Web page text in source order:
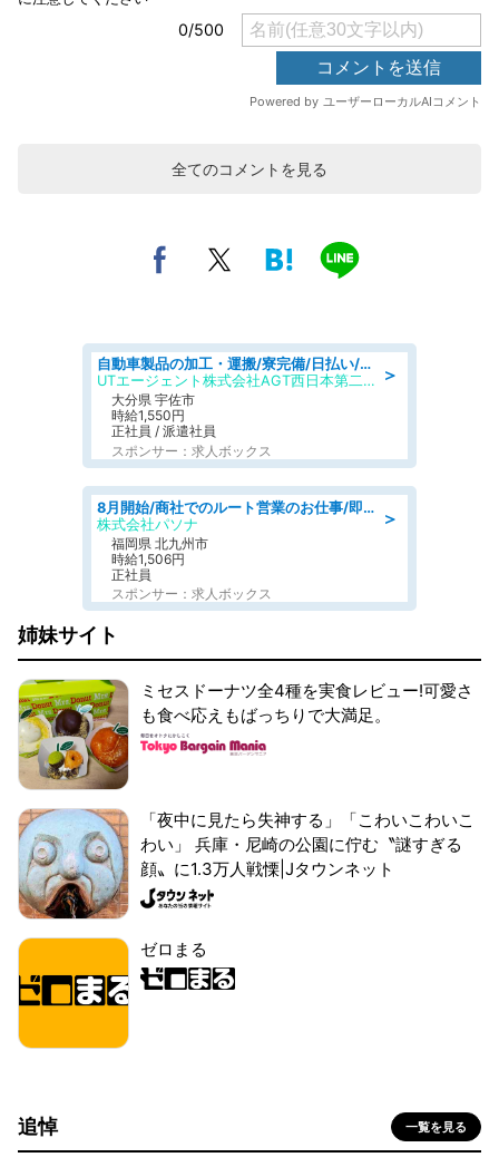
全てのコメントを見る
＞
自動車製品の加工・運搬/寮完備/日払い/工場・製造
UTエージェント株式会社AGT西日本第二CU
大分県 宇佐市
時給1,550円
正社員 / 派遣社員
スポンサー：求人ボックス
＞
8月開始/商社でのルート営業のお仕事/即日勤務可/車通勤可/営業
株式会社パソナ
福岡県 北九州市
時給1,506円
正社員
スポンサー：求人ボックス
姉妹サイト
ミセスドーナツ全4種を実食レビュー!可愛さ
も食べ応えもばっちりで大満足。
「夜中に見たら失神する」「こわいこわいこ
わい」 兵庫・尼崎の公園に佇む〝謎すぎる
顔〟に1.3万人戦慄|Jタウンネット
ゼロまる
追悼 一覧を見る